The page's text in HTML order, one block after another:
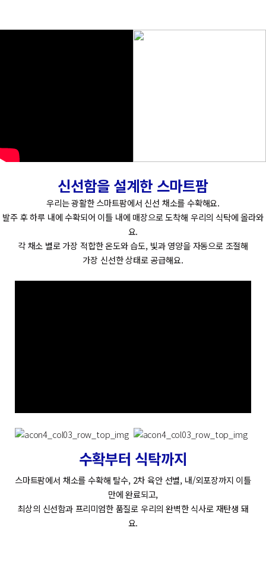
신선함을 설계한 스마트팜
우리는 광활한 스마트팜에서 신선 채소를 수확해요.
발주 후 하루 내에 수확되어 이틀 내에 매장으로 도착해 우리의 식탁에 올라와
요.
각 채소 별로 가장 적합한 온도와 습도, 빛과 영양을 자동으로 조절해
가장 신선한 상태로 공급해요.
수확부터 식탁까지
스마트팜에서 채소를 수확해 탈수, 2차 육안 선별, 내/외포장까지 이틀
만에 완료되고,
최상의 신선함과 프리미엄한 품질로 우리의 완벽한 식사로 재탄생 돼
요.